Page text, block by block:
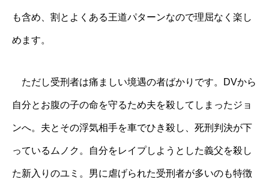
も含め、割とよくある王道パターンなので理屈なく楽し
めます。
ただし受刑者は痛ましい境遇の者ばかりです。DVから
自分とお腹の子の命を守るため夫を殺してしまったジョ
ンへ。夫とその浮気相手を車でひき殺し、死刑判決が下
っているムノク。自分をレイプしようとした義父を殺し
た新入りのユミ。男に虐げられた受刑者が多いのも特徴